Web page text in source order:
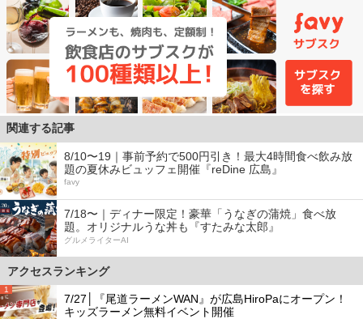
関連する記事
8/10〜19｜事前予約で500円引き！最大4時間食べ飲み放
題の夏休みビュッフェ開催『reDine 広島』
favy
7/18〜｜ディナー限定！豪華「うなぎの蒲焼」食べ放
題。オリジナルうな丼も『すたみな太郎』
グルメライターAI
アクセスランキング
1
7/27│『尾道ラーメンWAN』が広島HiroPaにオープン！
キッズラーメン無料イベント開催